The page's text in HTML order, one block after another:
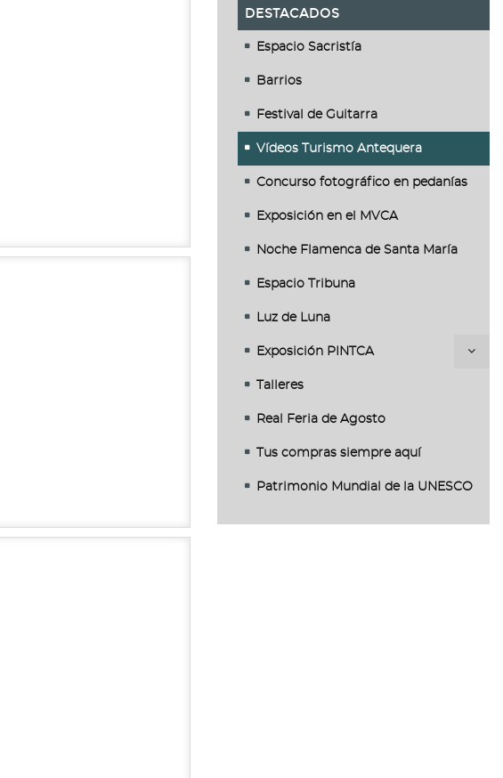
DESTACADOS
Espacio Sacristía
Barrios
Festival de Guitarra
Vídeos Turismo Antequera
Concurso fotográfico en pedanías
Exposición en el MVCA
Noche Flamenca de Santa María
Espacio Tribuna
Luz de Luna
Exposición PINTCA
Talleres
Real Feria de Agosto
Tus compras siempre aquí
Patrimonio Mundial de la UNESCO